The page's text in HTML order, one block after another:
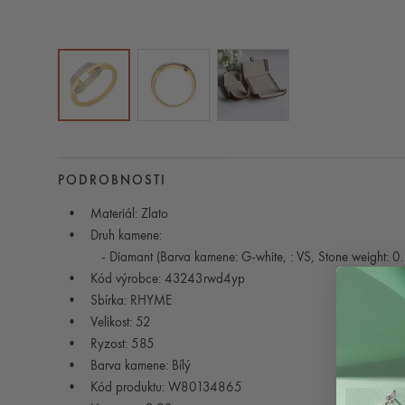
PODROBNOSTI
Materiál: Zlato
Druh kamene:
- Diamant (Barva kamene: G-white, : VS, Stone weight:
Kód výrobce: 43243rwd4yp
Sbírka: RHYME
Velikost: 52
Ryzost: 585
Barva kamene: Bílý
Kód produktu: W80134865